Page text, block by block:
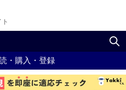
・購入・登録